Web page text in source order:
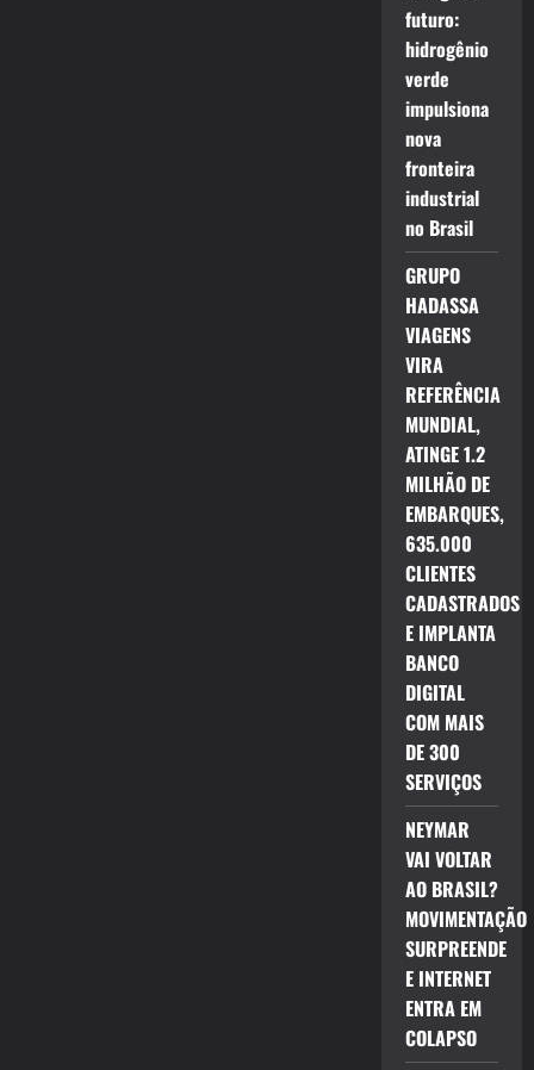
futuro:
hidrogênio
verde
impulsiona
nova
fronteira
industrial
no Brasil
GRUPO
HADASSA
VIAGENS
VIRA
REFERÊNCIA
MUNDIAL,
ATINGE 1.2
MILHÃO DE
EMBARQUES,
635.000
CLIENTES
CADASTRADOS
E IMPLANTA
BANCO
DIGITAL
COM MAIS
DE 300
SERVIÇOS
NEYMAR
VAI VOLTAR
AO BRASIL?
MOVIMENTAÇÃO
SURPREENDE
E INTERNET
ENTRA EM
COLAPSO